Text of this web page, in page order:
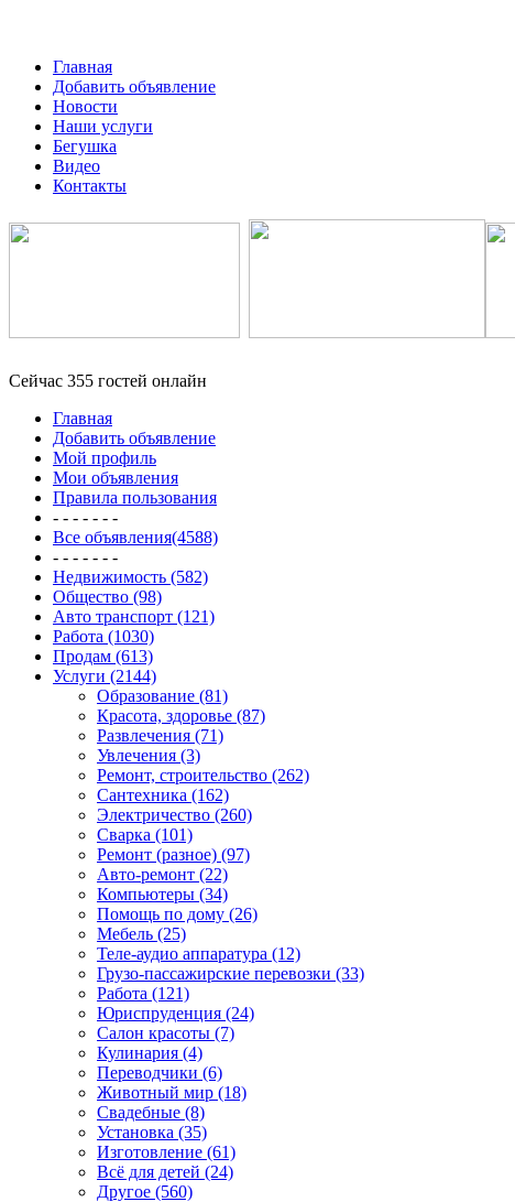
Главная
Добавить объявление
Новости
Наши услуги
Бегушка
Видео
Контакты
Сейчас 355 гостей онлайн
Главная
Добавить объявление
Мой профиль
Мои объявления
Правила пользования
- - - - - - -
Все объявления(4588)
- - - - - - -
Недвижимость (582)
Общество (98)
Авто транспорт (121)
Работа (1030)
Продам (613)
Услуги (2144)
Образование (81)
Красота, здоровье (87)
Развлечения (71)
Увлечения (3)
Ремонт, строительство (262)
Сантехника (162)
Электричество (260)
Сварка (101)
Ремонт (разное) (97)
Авто-ремонт (22)
Компьютеры (34)
Помощь по дому (26)
Мебель (25)
Теле-аудио аппаратура (12)
Грузо-пассажирские перевозки (33)
Работа (121)
Юриспруденция (24)
Салон красоты (7)
Кулинария (4)
Переводчики (6)
Животный мир (18)
Свадебные (8)
Установка (35)
Изготовление (61)
Всё для детей (24)
Другое (560)